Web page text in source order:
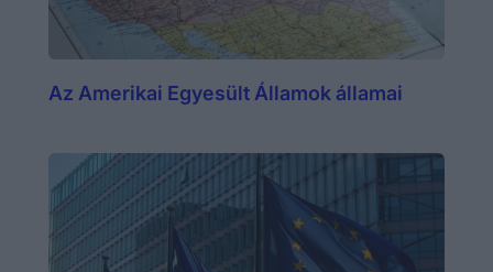
Az Amerikai Egyesült Államok államai